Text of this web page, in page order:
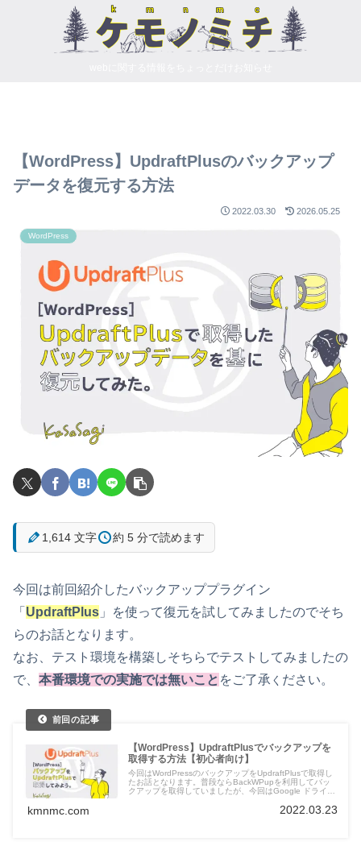
【WordPress】UpdraftPlusのバックアップ
データを復元する方法
2022.03.30 2026.05.25
WordPress
1,614 文字 約 5 分で読めます
今回は前回紹介したバックアッププラグイン
「 UpdraftPlus 」を使って復元を試してみましたのでそち
らのお話となります。
なお、テスト環境を構築しそちらでテストしてみましたの
で、 本番環境での実施では無いこと をご了承 く ださい。
【WordPress】UpdraftPlusでバックアップを
取得する方法【初心者向け】
今回はWordPressのバックアップをUpdraftPlusで取得し
たお話となります。普段ならBackWPupを利用してバッ
クアップを取得していましたが、今回はGoogle ドライブ
kmnmc.com 2022.03.23